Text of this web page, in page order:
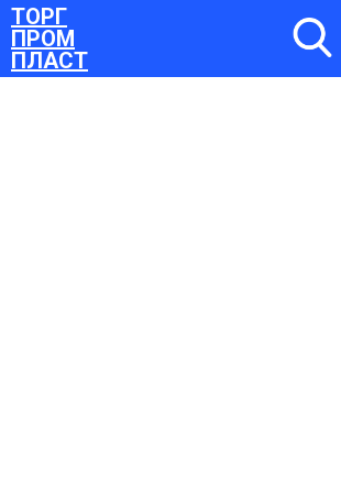
ТОРГ
ПРОМ
ПЛАСТ